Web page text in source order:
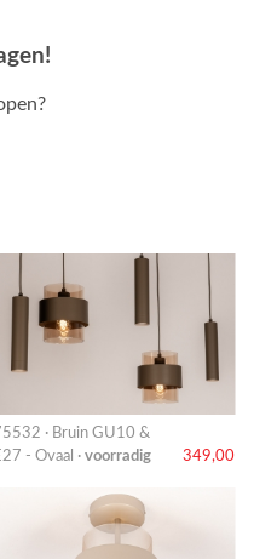
· Bruin GU10 &
- Ovaal · voorradig 349,00